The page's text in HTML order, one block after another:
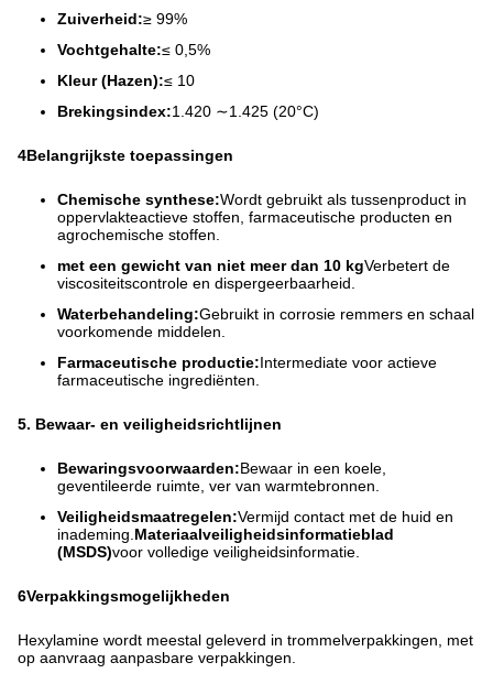
Zuiverheid:≥ 99%
Vochtgehalte:≤ 0,5%
Kleur (Hazen):≤ 10
Brekingsindex:1.420 ∼1.425 (20°C)
4Belangrijkste toepassingen
Chemische synthese:Wordt gebruikt als tussenproduct in
oppervlakteactieve stoffen, farmaceutische producten en
agrochemische stoffen.
met een gewicht van niet meer dan 10 kgVerbetert de
viscositeitscontrole en dispergeerbaarheid.
Waterbehandeling:Gebruikt in corrosie remmers en schaal
voorkomende middelen.
Farmaceutische productie:Intermediate voor actieve
farmaceutische ingrediënten.
5. Bewaar- en veiligheidsrichtlijnen
Bewaringsvoorwaarden:Bewaar in een koele,
geventileerde ruimte, ver van warmtebronnen.
Veiligheidsmaatregelen:Vermijd contact met de huid en
inademing. Materiaalveiligheidsinformatieblad
(MSDS)voor volledige veiligheidsinformatie.
6Verpakkingsmogelijkheden
Hexylamine wordt meestal geleverd in trommelverpakkingen, met
op aanvraag aanpasbare verpakkingen.